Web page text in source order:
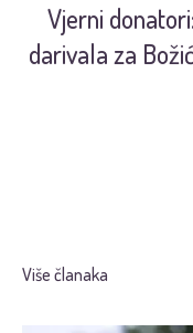
Vjerni
darivala za
Više članaka